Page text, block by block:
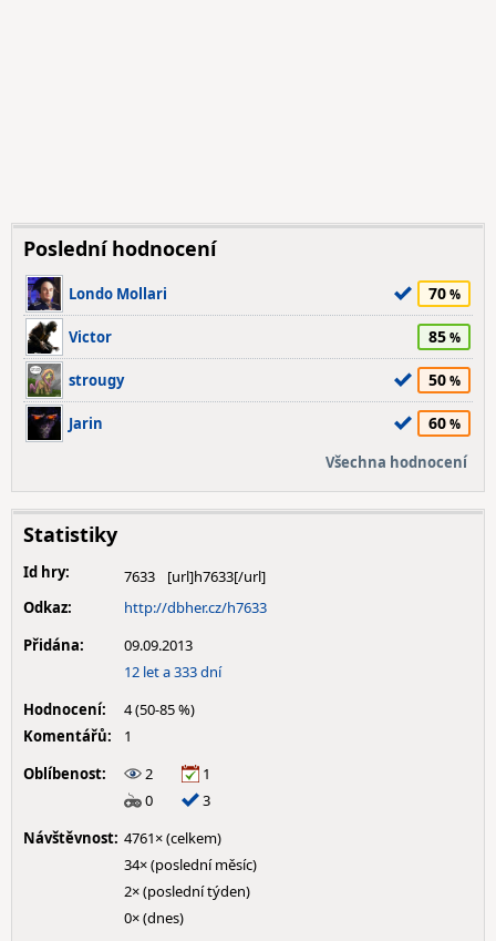
Poslední hodnocení
Londo Mollari 70
Victor 85
strougy 50
Jarin 60
Všechna hodnocení
Statistiky
Id hry:
7633
Odkaz:
http://dbher.cz/h7633
Přidána:
09.09.2013
12 let a 333 dní
Hodnocení:
4 (50-85 %)
Komentářů:
1
Oblíbenost:
2
1
0
3
Návštěvnost: 4761× (celkem)
34× (poslední měsíc)
2× (poslední týden)
0× (dnes)